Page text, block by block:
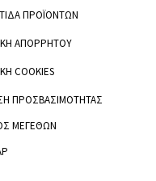
ΠΡΟΪΟΝΤΩΝ
ΑΠΟΡΡΗΤΟΥ
COOKIES
ΠΡΟΣΒΑΣΙΜΟΤΗΤΑΣ
ΜΕΓΕΘΩΝ